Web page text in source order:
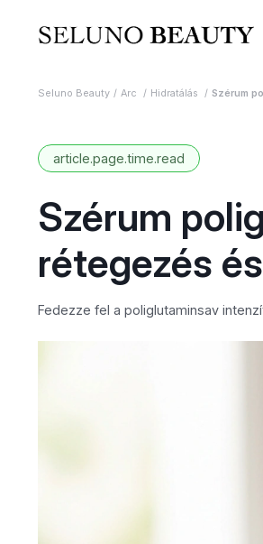
Seluno Beauty Arc Hidratálás Szérum
article.page.time.read
Szérum
rétegezés
Fedezze fel a poliglutaminsav